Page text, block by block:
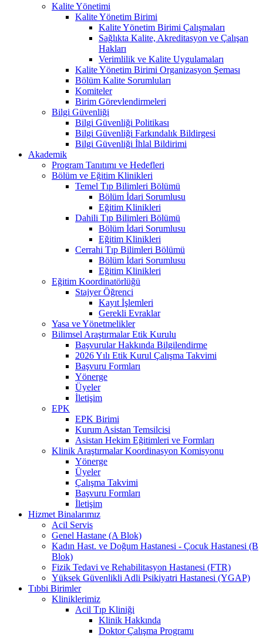
Kalite Yönetimi
Kalite Yönetim Birimi
Kalite Yönetim Birimi Çalışmaları
Sağlıkta Kalite, Akreditasyon ve Çalışan
Hakları
Verimlilik ve Kalite Uygulamaları
Kalite Yönetim Birimi Organizasyon Şeması
Bölüm Kalite Sorumluları
Komiteler
Birim Görevlendirmeleri
Bilgi Güvenliği
Bilgi Güvenliği Politikası
Bilgi Güvenliği Farkındalık Bildirgesi
Bilgi Güvenliği İhlal Bildirimi
Akademik
Program Tanıtımı ve Hedefleri
Bölüm ve Eğitim Klinikleri
Temel Tıp Bilimleri Bölümü
Bölüm İdari Sorumlusu
Eğitim Klinikleri
Dahili Tıp Bilimleri Bölümü
Bölüm İdari Sorumlusu
Eğitim Klinikleri
Cerrahi Tıp Bilimleri Bölümü
Bölüm İdari Sorumlusu
Eğitim Klinikleri
Eğitim Koordinatörlüğü
Stajyer Öğrenci
Kayıt İşlemleri
Gerekli Evraklar
Yasa ve Yönetmelikler
Bilimsel Araştırmalar Etik Kurulu
Başvurular Hakkında Bilgilendirme
2026 Yılı Etik Kurul Çalışma Takvimi
Başvuru Formları
Yönerge
Üyeler
İletişim
EPK
EPK Birimi
Kurum Asistan Temsilcisi
Asistan Hekim Eğitimleri ve Formları
Klinik Araştırmalar Koordinasyon Komisyonu
Yönerge
Üyeler
Çalışma Takvimi
Başvuru Formları
İletişim
Hizmet Binalarımız
Acil Servis
Genel Hastane (A Blok)
Kadın Hast. ve Doğum Hastanesi - Çocuk Hastanesi (B
Blok)
Fizik Tedavi ve Rehabilitasyon Hastanesi (FTR)
Yüksek Güvenlikli Adli Psikiyatri Hastanesi (YGAP)
Tıbbi Birimler
Kliniklerimiz
Acil Tıp Kliniği
Klinik Hakkında
Doktor Çalışma Programı